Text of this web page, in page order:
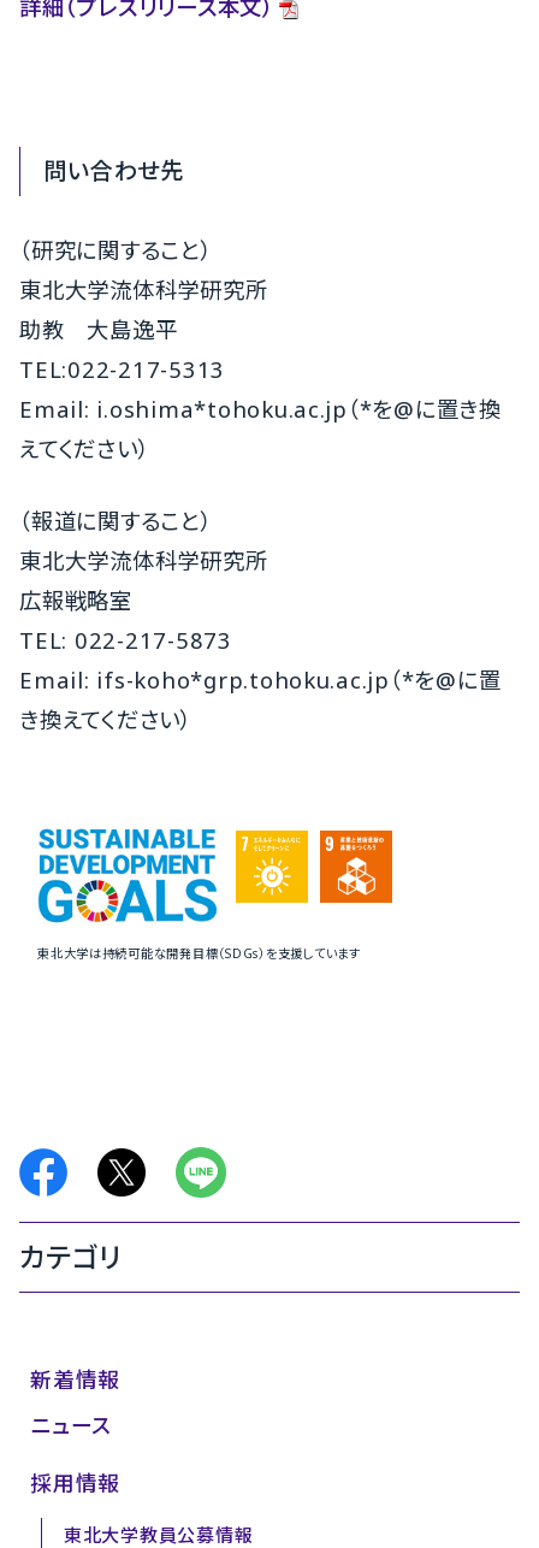
詳細（プレスリリース本文）
問い合わせ先
（研究に関すること）
東北大学流体科学研究所
助教 大島逸平
TEL:022-217-5313
Email: i.oshima*tohoku.ac.jp（*を@に置き換
えてください）
（報道に関すること）
東北大学流体科学研究所
広報戦略室
TEL: 022-217-5873
Email: ifs-koho*grp.tohoku.ac.jp（*を@に置
き換えてください）
東北大学は持続可能な開発目標（SDGs）を支援しています
カテゴリ
新着情報
ニュース
採用情報
東北大学教員公募情報